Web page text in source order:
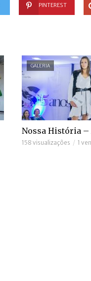
PINTEREST
GALERIA
Nossa História –
158 visualizações 1